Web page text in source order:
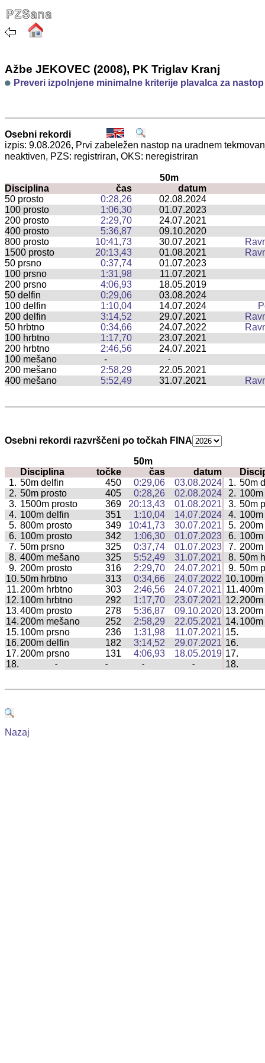
Ažbe JEKOVEC (2008), PK Triglav Kranj
Preveri izpolnjene minimalne kriterije plavalca za
Osebni rekordi
izpis: 9.08.2026, Prvi zabeležen nastop na uradnem
neaktiven, PZS: registriran, OKS: neregistriran
50m
Disciplina
čas
datum
50 prosto
0:28,26
02.08.2024
100 prosto
1:06,30
01.07.2023
200 prosto
2:29,70
24.07.2021
400 prosto
5:36,87
09.10.2020
800 prosto
10:41,73 30.07.2021
1500 prosto
20:13,43 01.08.2021
50 prsno
0:37,74
01.07.2023
100 prsno
1:31,98
11.07.2021
200 prsno
4:06,93
18.05.2019
50 delfin
0:29,06
03.08.2024
100 delfin
1:10,04 14.07.2024
200 delfin
3:14,52 29.07.2021
50 hrbtno
0:34,66 24.07.2022
100 hrbtno
1:17,70
23.07.2021
200 hrbtno
2:46,56
24.07.2021
100 mešano
- -
200 mešano 2:58,29
22.05.2021
400 mešano
5:52,49 31.07.2021
Osebni rekordi razvrščeni po točkah FINA
50m
Disciplina
točke čas datum
1. 50m delfin 450 0:29,06 03.08.2024 1. 50m
2. 50m prosto 405 0:28,26 02.08.2024 2.
3. 1500m prosto 369 20:13,43 01.08.2021 3. 50m
4. 100m delfin 351 1:10,04 14.07.2024 4.
5. 800m prosto 349 10:41,73 30.07.2021 5.
6. 100m prosto 342 1:06,30 01.07.2023 6.
7. 50m prsno 325 0:37,74 01.07.2023 7.
8. 400m mešano 325 5:52,49 31.07.2021 8. 50m
9. 200m prosto 316 2:29,70 24.07.2021 9. 50m
10.50m hrbtno 313 0:34,66 24.07.2022 10.
11. 200m hrbtno 303 2:46,56 24.07.2021 11.400m
12. 100m hrbtno 292 1:17,70 23.07.2021 12.
13.400m prosto 278 5:36,87 09.10.2020 13.
14. 200m mešano 252 2:58,29 22.05.2021 14.
15. 100m prsno 236 1:31,98 11.07.2021 15.
16. 200m delfin 182 3:14,52 29.07.2021 16.
17. 200m prsno 131 4:06,93 18.05.2019 17.
18.
- - - - 18.
Nazaj